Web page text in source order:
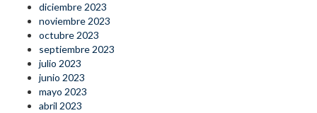
diciembre 2023
noviembre 2023
octubre 2023
septiembre 2023
julio 2023
junio 2023
mayo 2023
abril 2023